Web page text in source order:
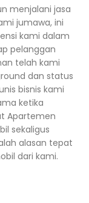
menjalani jasa
jumawa, ini
kami dalam
pelanggan
telah kami
dan status
bisnis kami
ketika
Apartemen
sekaligus
alasan tepat
dari kami.